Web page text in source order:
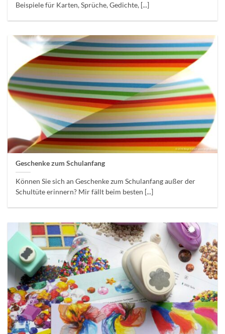
Beispiele für Karten, Sprüche, Gedichte, [...]
Geschenke zum Schulanfang
Können Sie sich an Geschenke zum Schulanfang außer der
Schultüte erinnern? Mir fällt beim besten [...]